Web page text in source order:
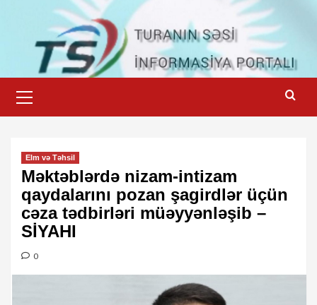
content
Menu
Elm və Təhsil
Məktəblərdə nizam-intizam
qaydalarını pozan şagirdlər üçün
cəza tədbirləri müəyyənləşib –
SİYAHI
0